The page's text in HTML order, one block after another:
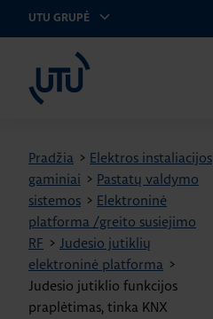
UTU GRUPĖ
UTU Lithuania
Pradžia > Elektros instaliacijos
gaminiai > Pastatų valdymo
sistemos > Elektroninė
platforma /greito susiejimo
RF > Judesio jutiklių
elektroninė platforma >
Judesio jutiklio funkcijos
praplėtimas, tinka KNX